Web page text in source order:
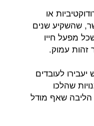
או
שהשקיע שנים
מפעל חייו
זהות עמוק.
לעובדים
שהלכו
הליבה שאף מודל